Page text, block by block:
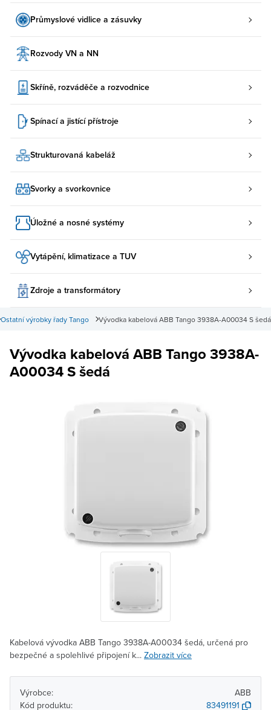
Průmyslové vidlice a zásuvky
Rozvody VN a NN
Skříně, rozváděče a rozvodnice
Spínací a jistící přístroje
Strukturovaná kabeláž
Svorky a svorkovnice
Úložné a nosné systémy
Vytápění, klimatizace a TUV
Zdroje a transformátory
Vývodka kabelová ABB Tango 3938A-A00034 S šedá
Ostatní výrobky řady Tango
Vývodka kabelová ABB Tango 3938A-
A00034 S šedá
Kabelová vývodka ABB Tango 3938A-A00034 šedá, určená pro
bezpečné a spolehlivé připojení k... Zobrazit více
Výrobce:
ABB
Kód produktu:
83491191